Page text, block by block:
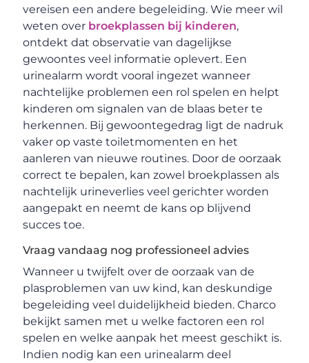
vereisen een andere begeleiding. Wie meer wil
weten over broekplassen bij kinderen,
ontdekt dat observatie van dagelijkse
gewoontes veel informatie oplevert. Een
urinealarm wordt vooral ingezet wanneer
nachtelijke problemen een rol spelen en helpt
kinderen om signalen van de blaas beter te
herkennen. Bij gewoontegedrag ligt de nadruk
vaker op vaste toiletmomenten en het
aanleren van nieuwe routines. Door de oorzaak
correct te bepalen, kan zowel broekplassen als
nachtelijk urineverlies veel gerichter worden
aangepakt en neemt de kans op blijvend
succes toe.
Vraag vandaag nog professioneel advies
Wanneer u twijfelt over de oorzaak van de
plasproblemen van uw kind, kan deskundige
begeleiding veel duidelijkheid bieden. Charco
bekijkt samen met u welke factoren een rol
spelen en welke aanpak het meest geschikt is.
Indien nodig kan een urinealarm deel